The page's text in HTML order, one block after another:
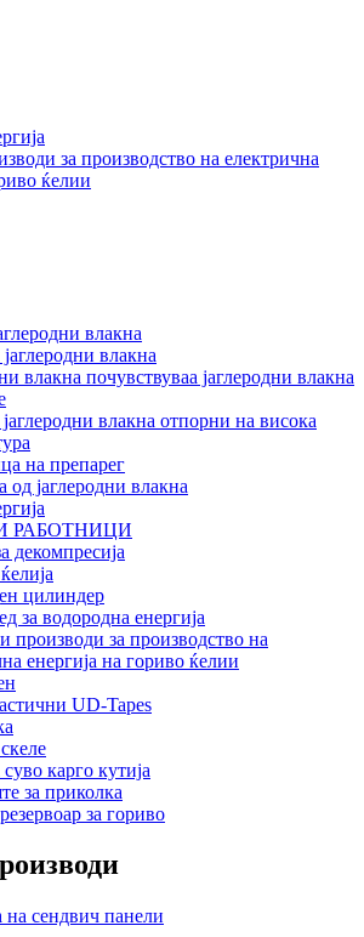
за производство на електрична
ќелии
влакна
влакна
влакна почувствуваа јаглеродни влакна
влакна отпорни на висока
на препарег
од јаглеродни влакна
РАБОТНИЦИ
декомпресија
цилиндер
за водородна енергија
производи за производство на
енергија на гориво ќелии
UD-Tapes
карго кутија
за приколка
за гориво